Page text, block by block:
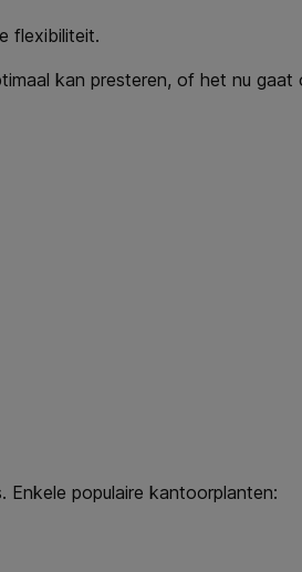
flexibiliteit.
kan presteren, of het nu
populaire kantoorplanten: